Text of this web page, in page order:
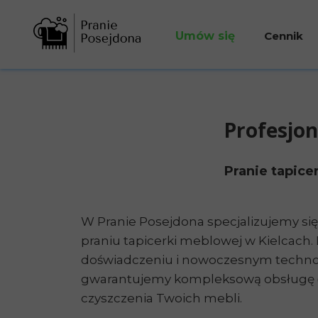
Umów się
Telefonicznie
Formularz rezerwacji
Formularz rezerwacji
Cennik
Pranie
Pranie
W Pranie Posejdona specjalizujemy
praniu tapicerki meblowej w
doświadczeniu i nowoczesnym
gwarantujemy kompleksową obsługę
czyszczenia Twoich mebli.